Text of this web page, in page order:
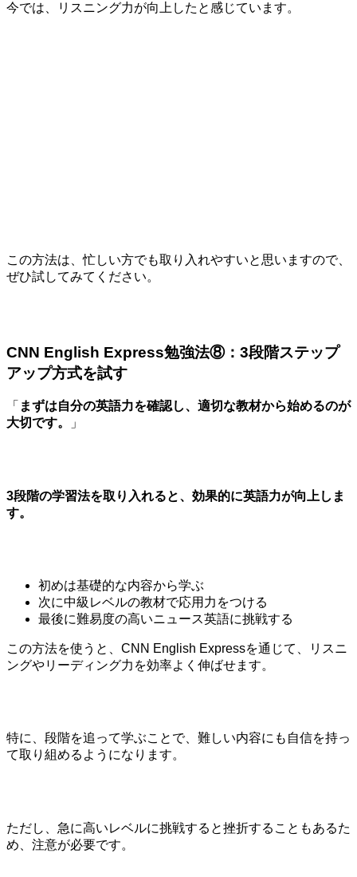
今では、リスニング力が向上したと感じています。
この方法は、忙しい方でも取り入れやすいと思いますので、
ぜひ試してみてください。
CNN English Express勉強法⑧：3段階ステップ
アップ方式を試す
「 まずは自分の英語力を確認し、適切な教材から始めるのが
大切です。
」
3段階の学習法を取り入れると、効果的に英語力が向上しま
す。
初めは基礎的な内容から学ぶ
次に中級レベルの教材で応用力をつける
最後に難易度の高いニュース英語に挑戦する
この方法を使うと、CNN English Expressを通じて、リスニ
ングやリーディング力を効率よく伸ばせます。
特に、段階を追って学ぶことで、難しい内容にも自信を持っ
て取り組めるようになります。
ただし、急に高いレベルに挑戦すると挫折することもあるた
め、注意が必要です。